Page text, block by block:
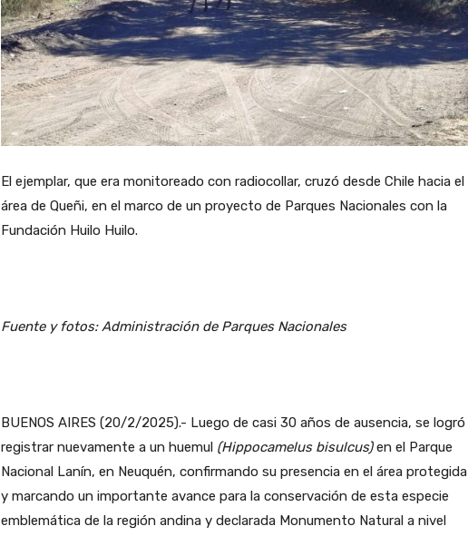
El ejemplar, que era monitoreado con radiocollar, cruzó desde Chile hacia el
área de Queñi, en el marco de un proyecto de Parques Nacionales con la
Fundación Huilo Huilo.
Fuente y fotos: Administración de Parques Nacionales
BUENOS AIRES (20/2/2025).- Luego de casi 30 años de ausencia, se logró
registrar nuevamente a un huemul (Hippocamelus bisulcus)en el Parque
Nacional Lanín, en Neuquén, confirmando su presencia en el área protegida
y marcando un importante avance para la conservación de esta especie
emblemática de la región andina y declarada Monumento Natural a nivel